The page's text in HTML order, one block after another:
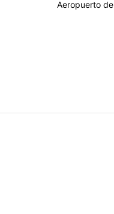
Aeropuerto